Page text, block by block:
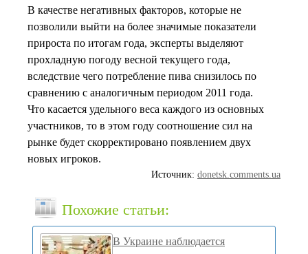
В качестве негативных факторов, которые не
позволили выйти на более значимые показатели
прироста по итогам года, эксперты выделяют
прохладную погоду весной текущего года,
вследствие чего потребление пива снизилось по
сравнению с аналогичным периодом 2011 года.
Что касается удельного веса каждого из основных
участников, то в этом году соотношение сил на
рынке будет скорректировано появлением двух
новых игроков.
Источник: donetsk.comments.ua
Похожие статьи:
В Украине наблюдается